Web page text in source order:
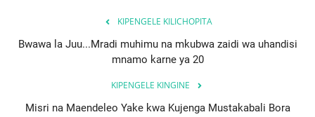
KIPENGELE KILICHOPITA
Bwawa la Juu...Mradi muhimu na mkubwa zaidi wa uhandisi
mnamo karne ya 20
KIPENGELE KINGINE
Misri na Maendeleo Yake kwa Kujenga Mustakabali Bora